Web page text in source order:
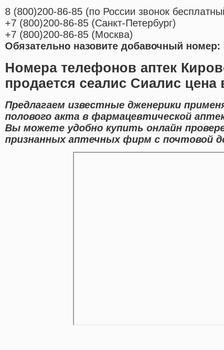
8 (800)200-86-85 (по России звонок
+7 (800)200-86-85 (Санкт-Петербург)
+7 (800)200-86-85 (Москва)
Обязательно назовите добавочный номер:
Номера телефонов аптек
продается сеалис Сиалис цена
Предлагаем известные дженерики
полового акта в фармацевтической
Вы можете удобно купить онлайн
признанных аптечных фирм с почтовой